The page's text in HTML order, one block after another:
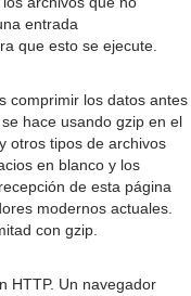
entrada
que esto se ejecute.
comprimir los datos antes
hace usando gzip en el
otros tipos de archivos
en blanco y los
de esta página
modernos actuales.
con gzip.
HTTP. Un navegador